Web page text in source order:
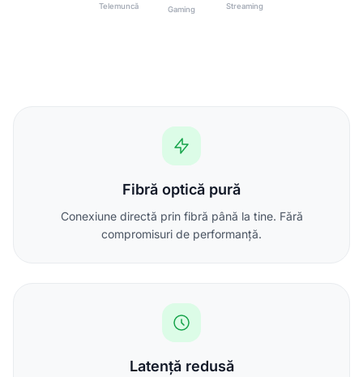
Telemuncă Gaming Streaming
Fibră optică pură
Conexiune directă prin fibră până la tine. Fără
compromisuri de performanță.
Latență redusă